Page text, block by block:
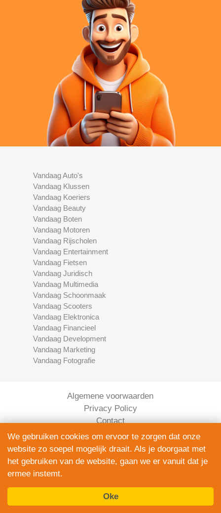
Vandaag Auto's
Vandaag Klussen
Vandaag Koeriers
Vandaag Beauty
Vandaag Boten
Vandaag Motoren
Vandaag Rijscholen
Vandaag Entertainment
Vandaag Fietsen
Vandaag Juridisch
Vandaag Multimedia
Vandaag Schoonmaak
Vandaag Scooters
Vandaag Elektronica
Vandaag Financieel
Vandaag Development
Vandaag Marketing
Vandaag Fotografie
Algemene voorwaarden
Privacy Policy
Contact
Bedrijven Inlog
We gebruiken cookies om ervoor te zorgen dat onze
website zo soepel mogelijk draait. Als je doorgaat met
het gebruiken van de website, gaan we er vanuit dat je
ermee instemt.
Oke